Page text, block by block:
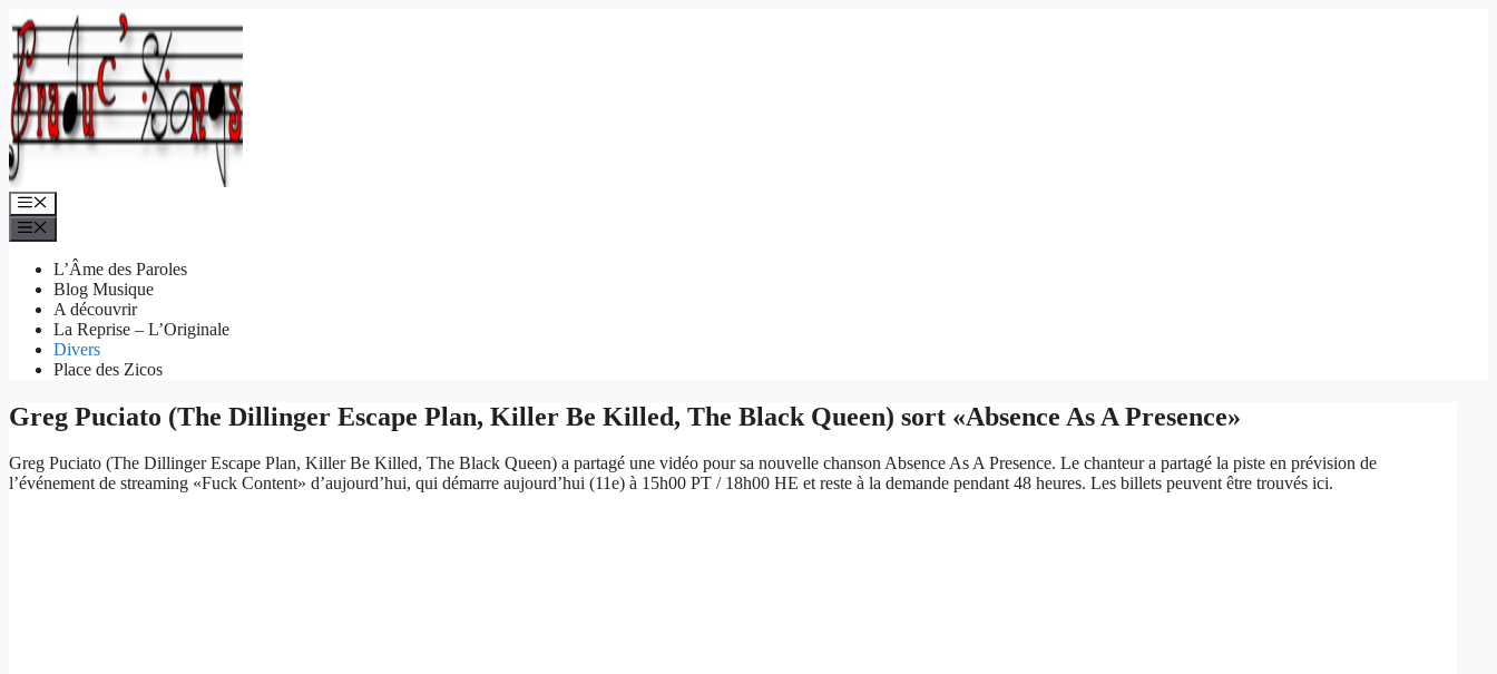
Aller
au
contenu
Menu
L’Âme des Paroles
Blog Musique
A découvrir
La Reprise – L’Originale
Divers
Place des Zicos
Greg Puciato (The Dillinger Escape Plan, Killer Be Killed, The Black Queen) sort «Absence As A Presence»
Greg Puciato (The Dillinger Escape Plan, Killer Be Killed, The Black Queen) a partagé une vidéo pour sa nouvelle chanson Absence As A Presence. Le chanteur a partagé la piste en prévision de
l’événement de streaming «Fuck Content» d’aujourd’hui, qui démarre aujourd’hui (11e) à 15h00 PT / 18h00 HE et reste à la demande pendant 48 heures. Les billets peuvent être trouvés ici.